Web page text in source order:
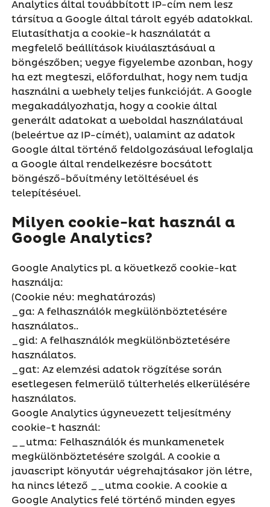
Analytics által továbbított IP-cím nem lesz
társítva a Google által tárolt egyéb adatokkal.
Elutasíthatja a cookie-k használatát a
megfelelő beállítások kiválasztásával a
böngészőben; vegye figyelembe azonban, hogy
ha ezt megteszi, előfordulhat, hogy nem tudja
használni a webhely teljes funkcióját. A Google
megakadályozhatja, hogy a cookie által
generált adatokat a weboldal használatával
(beleértve az IP-címét), valamint az adatok
Google által történő feldolgozásával lefoglalja
a Google által rendelkezésre bocsátott
böngésző-bővítmény letöltésével és
telepítésével.
Milyen cookie-kat használ a
Google Analytics?
Google Analytics pl. a következő cookie-kat
használja:
(Cookie név: meghatározás)
_ga: A felhasználók megkülönböztetésére
használatos..
_gid: A felhasználók megkülönböztetésére
használatos.
_gat: Az elemzési adatok rögzítése során
esetlegesen felmerülő túlterhelés elkerülésére
használatos.
Google Analytics úgynevezett teljesítmény
cookie-t használ:
__utma: Felhasználók és munkamenetek
megkülönböztetésére szolgál. A cookie a
javascript könyvtár végrehajtásakor jön létre,
ha nincs létező __utma cookie. A cookie a
Google Analytics felé történő minden egyes